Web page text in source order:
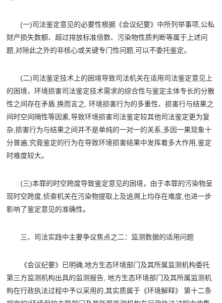
(一)司法鉴定意见的必要性根据《会议纪要》中所列举事项,公私
财产损失数额、超过排放标准倍数、污染物性质判断等属于上述问
题,对除此之外的非核心或关键专门性问题,可以不委托鉴定。
(二)司法鉴定技术上的困境导致司法机关在适用司法鉴定意见上
的困境，环境损害司法鉴定技术需求的综合性与鉴定主体专长的分散
性之间存在矛盾,换而言之, 环境损害行为的多重性、损害行与结果之
间时空间隔性等因素,导致环境损害司法鉴定较其他司法鉴定更为复
杂,损害行为与结果之间并不是单纯的一对一的关系,多因一果现象十
分普遍,究竟鉴定的行为在导致环境损害结果中发挥着多大作用,鉴定
时难度较大。
(三)本罪的时空跨度导致鉴定意见的困境，由于本罪的污染物呈
现时空跨度,侦查机关在污染物提取上及追溯上均存在难度,也进一步
影响了鉴定意见的准确性。
三、司法实践中主要争议焦点之二：监测数据的适用问题
《会议纪要》已明确,地方生态环境部门及其所属监测机构委托
第三方监测机构出具的监测报告, 地方生态环境部门及其所属监测机
构在行政执法过程中予以采用的,其实质属于《环境解释》 第十二条